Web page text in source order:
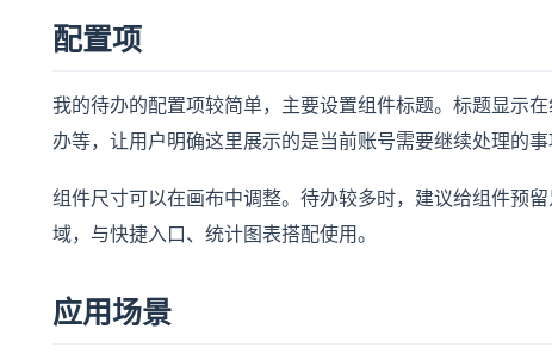
配置项
我的待办的配置项较简单，主要设置组件标题。标题显示
办等，让用户明确这里展示的是当前账号需要继续处理的事
组件尺寸可以在画布中调整。待办较多时，建议给组件预
域，与快捷入口、统计图表搭配使用。
应用场景